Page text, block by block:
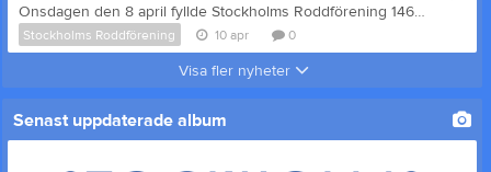
Onsdagen den 8 april fyllde Stockholms Roddförening 146 år. Föreningen bildades den 8 april 1880. Tårta och rodd Alla som besökte föreningen bjöds på tårta i båthuset. På morgonen samlades de äldre medlemmarna för att hissa flaggan, tyvärr saknar flaggstången lina men de höll upp flaggan så den rätta känslan infann sig i alla fall. Under dagen roade sig våra medlemmar såväl i roddmaskiner som på vattnet. Vi hade fyra roddare i maskin och på vattnet hade vi både lunchrodd och after work-rodd. Under dagen var det cirka 30 personer ute på vattnet. Sammanfattningsvis kan vi säga att det är liv i vår gamla förening. Och i vanlig ordning så var det våra pigga veteraner som bjöd på de härligaste skratten och finaste minnena som de delade med sig av till nya medlemmar.
Stockholms Roddförening 10 apr 0
Visa fler nyheter
Senast uppdaterade album